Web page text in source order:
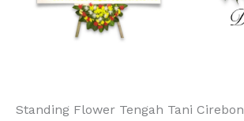
Standing Flower Tengah Tani Cirebon